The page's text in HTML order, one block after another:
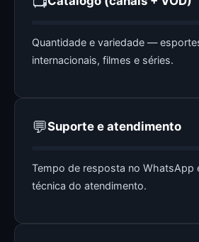
Quantidade e variedade —
internacionais, filmes e séries.
💬Suporte e atendimento
Tempo de resposta no WhatsApp
técnica do atendimento.